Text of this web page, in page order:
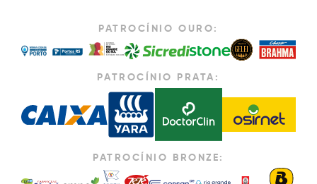
PATROCÍNIO OURO:
PATROCÍNIO PRATA:
PATROCÍNIO BRONZE: